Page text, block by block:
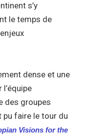
s’y
le temps de
dense et une
des groupes
pu faire le tour du
Visions for the